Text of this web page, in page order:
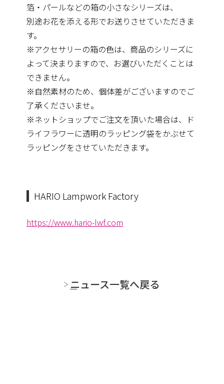
箔・ パールなどの箱の小さなシリーズは、
別途お花を添える形でお送りさせていただきま
す。
※アクセサリーの箱の色は、 商品のシリーズに
よって決まりますので、 お選びいただくことは
できません。
※自然素材のため、個体差がございますのでご
了承くださいませ。
※ネットショップでご注文を頂いた場合は、
ド
ライフラワーに透明のラッピング袋をかぶせて
ラッピングをさせていただきます。
HARIO Lampwork Factory
https://www.hario-lwf.com
ニュース一覧へ戻る